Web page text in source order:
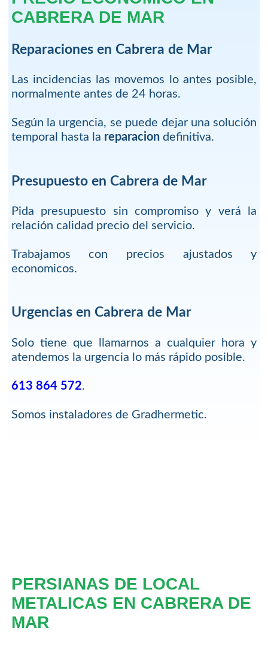
CABRERA DE MAR
Reparaciones en Cabrera de Mar
Las incidencias las movemos lo antes posible,
normalmente antes de 24 horas.
Según la urgencia, se puede dejar una solución
temporal hasta la reparaciondefinitiva.
Presupuesto en Cabrera de Mar
Pida presupuesto sin compromiso y verá la
relación calidad precio del servicio.
Trabajamos con precios ajustados y
economicos.
Urgencias en Cabrera de Mar
Solo tiene que llamarnos a cualquier hora y
atendemos la urgencia lo más rápido posible.
613 864 572.
Somos instaladores de Gradhermetic.
PERSIANAS DE LOCAL
METALICAS EN CABRERA DE
MAR